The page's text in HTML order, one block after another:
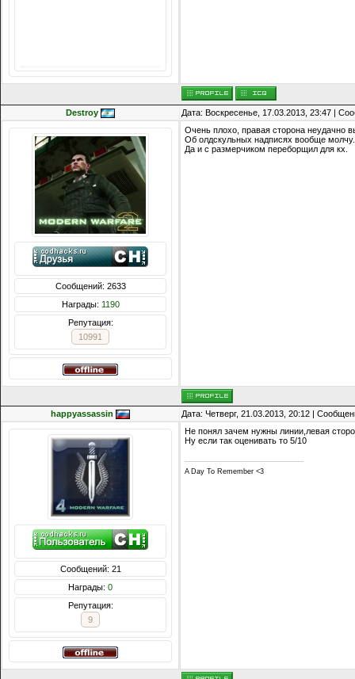
Destroy Дата: Воскресенье, 17.03.2013, 23:47 |
Сообщений: 2633
Награды: 1190
Репутация:
10991
Очень плохо, правая сторона неудачно
Об олдскульных надписях вообще молчу.
Да и с размерчиком переборщил для кх.
happyassassin Дата: Четверг, 21.03.2013, 20:12 |
Сообщений: 21
Награды: 0
Репутация:
9
Не понял зачем нужны линии,левая
Ну если так оценивать то 5/10
A Day To Remember <3